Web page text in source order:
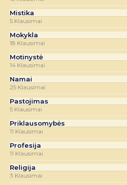
Mistika
5 Klausimai
Mokykla
18 Klausimai
Motinystė
14 Klausimai
Namai
25 Klausimai
Pastojimas
5 Klausimai
Priklausomybės
11 Klausimai
Profesija
11 Klausimai
Religija
3 Klausimai